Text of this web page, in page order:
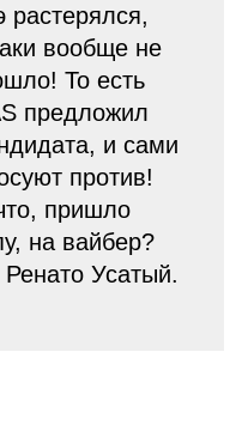
растерялся,
вообще не
То есть
предложил
и сами
против!
пришло
на вайбер?
Усатый.